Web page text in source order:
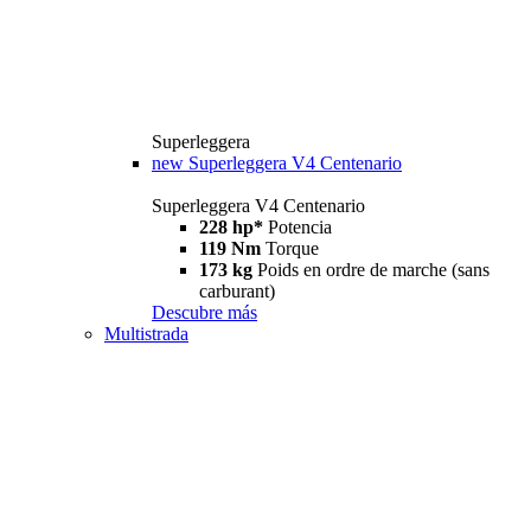
Superleggera
new Superleggera V4 Centenario
Superleggera V4 Centenario
228 hp* Potencia
119 Nm Torque
173 kg Poids en ordre de marche (sans
carburant)
Descubre más
Multistrada